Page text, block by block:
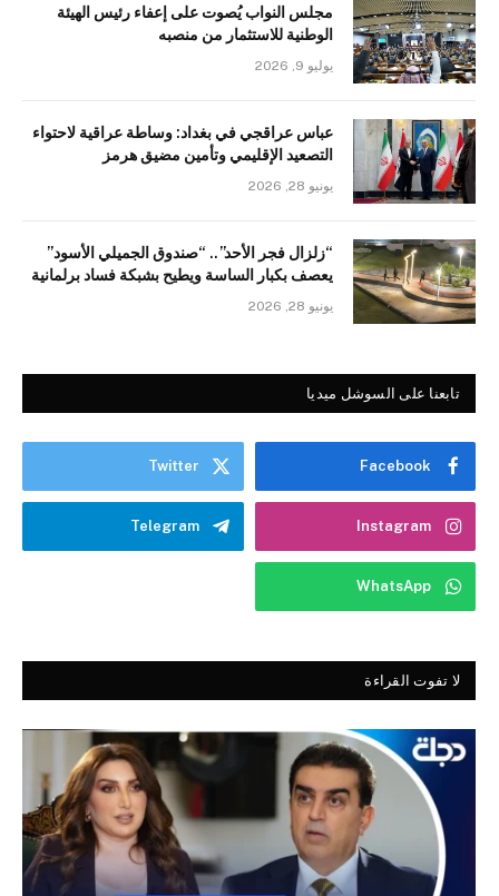
مجلس النواب يُصوت على إعفاء رئيس الهيئة
الوطنية للاستثمار من منصبه
يوليو 9, 2026
عباس عراقجي في بغداد: وساطة عراقية لاحتواء
التصعيد الإقليمي وتأمين مضيق هرمز
يونيو 28, 2026
“زلزال فجر الأحد”.. “صندوق الجميلي الأسود”
يعصف بكبار الساسة ويطيح بشبكة فساد برلمانية
يونيو 28, 2026
تابعنا على السوشل ميديا
Facebook
Twitter
Instagram
Telegram
WhatsApp
لا تفوت القراءة